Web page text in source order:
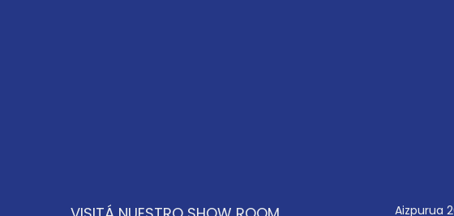
Aizpurua